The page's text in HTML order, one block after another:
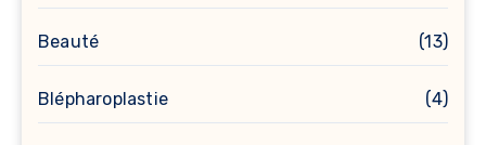
Beauté (13)
Blépharoplastie (4)